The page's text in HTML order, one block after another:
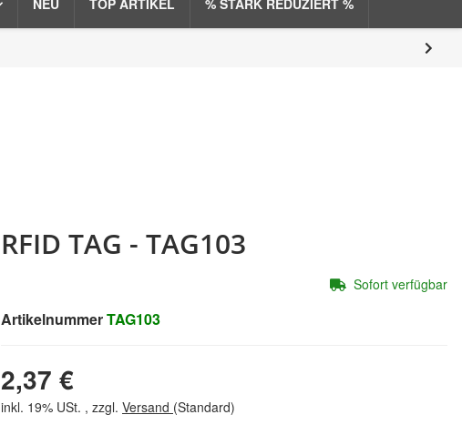
NEU TOP ARTIKEL % STARK REDUZIERT %
RFID TAG - TAG103
ArtikelnummerTAG103
2,37 €
inkl. 19% USt. , zzgl. Versand (Standard)
Sofort verfügbar